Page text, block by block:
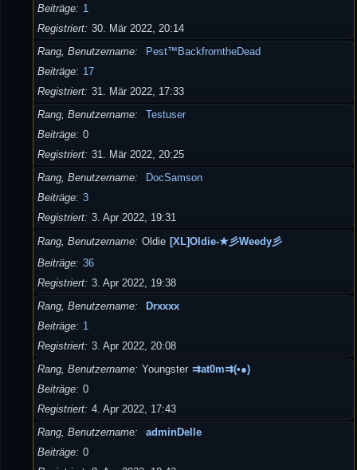
Beiträge
1
Registriert 30. Mär 2022, 20:14
Rang, Benutzername
Pest™BackfromtheDead
Beiträge
17
Registriert 31. Mär 2022, 17:33
Rang, Benutzername
Testuser
Beiträge 0
Registriert 31. Mär 2022, 20:25
Rang, Benutzername
DocSamson
Beiträge 3
Registriert 3. Apr 2022, 19:31
Rang, Benutzername Oldie [XL]Oldie-★彡Weedy彡
Beiträge 36
Registriert 3. Apr 2022, 19:38
Rang, Benutzername
Drxxxx
Beiträge
1
Registriert 3. Apr 2022, 20:08
Rang, Benutzername Youngster ⇉at0m⇉(•●)
Beiträge 0
Registriert 4. Apr 2022, 17:43
Rang, Benutzername
adminDelle
Beiträge 0